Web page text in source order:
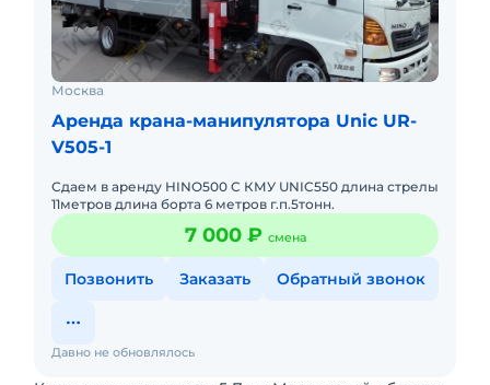
Москва
Аренда крана-манипулятора Unic UR-
V505-1
Сдаем в аренду HINO500 C КМУ UNIC550 длина стрелы
11метров длина борта 6 метров г.п.5тонн.
7 000 ₽ смена
Позвонить Заказать Обратный звонок
Давно не обновлялось